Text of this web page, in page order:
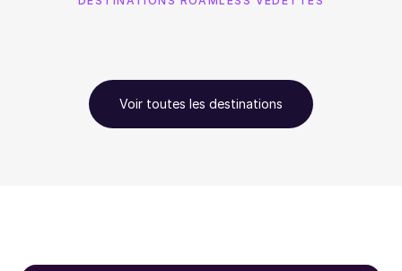
Voir toutes les destinations